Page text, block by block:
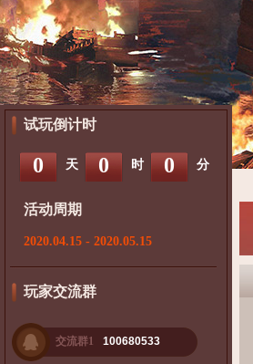
试玩倒计时
0 天 0 时 0 分
活动周期
2020.04.15 - 2020.05.15
玩家交流群
交流群1 100680533